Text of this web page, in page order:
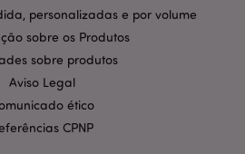
personalizadas e por volume
sobre os Produtos
sobre produtos
Aviso Legal
ético
CPNP
Domínio
CookieScript